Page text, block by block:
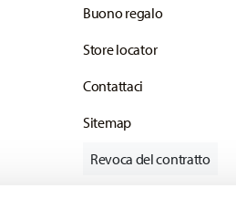
Buono regalo
Store locator
Contattaci
Sitemap
Revoca del contratto